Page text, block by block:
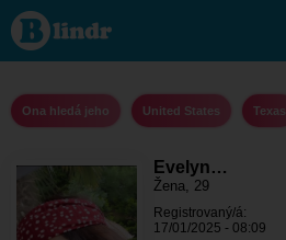
Evelyn
Alejandro
- Ona
hledá
Texas
Ona hledá jeho United States Texas
Evelyn…
Žena, 29
Registrovaný/á:
17/01/2025 - 08:09